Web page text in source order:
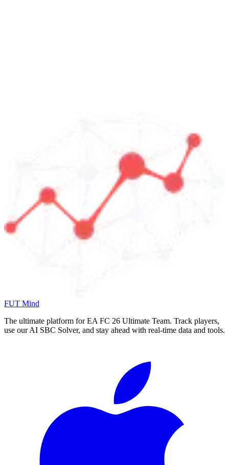
FUT Mind
The ultimate platform for EA FC 26 Ultimate Team. Track players,
use our AI SBC Solver, and stay ahead with real-time data and tools.